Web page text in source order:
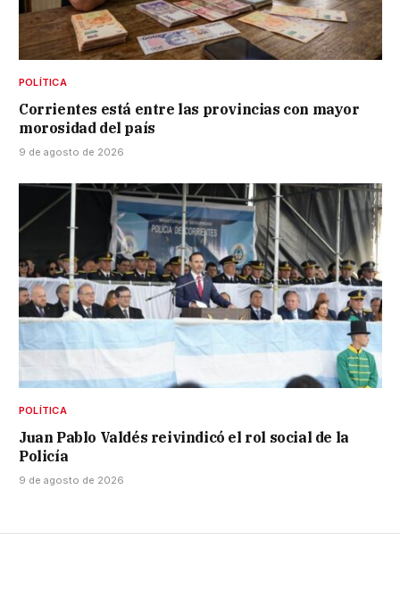
POLÍTICA
Corrientes está entre las provincias con mayor
morosidad del país
9 de agosto de 2026
POLÍTICA
Juan Pablo Valdés reivindicó el rol social de la
Policía
9 de agosto de 2026